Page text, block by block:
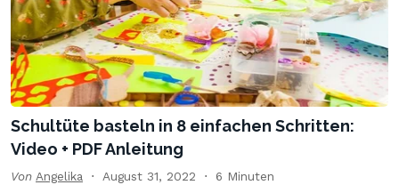
Schultüte basteln in 8 einfachen Schritten:
Video + PDF Anleitung
Von Angelika August 31, 2022 6 Minuten